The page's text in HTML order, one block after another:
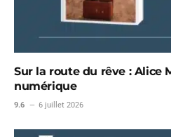
Sur la route du rêve : Alice
numérique
9.6 6 juillet 2026